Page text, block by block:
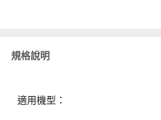
規格說明
適用機型：